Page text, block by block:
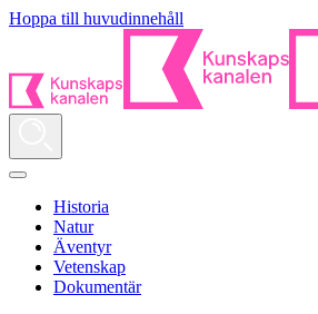
Hoppa till huvudinnehåll
Historia
Natur
Äventyr
Vetenskap
Dokumentär